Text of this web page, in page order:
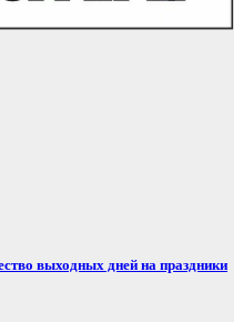
выходных дней на праздники